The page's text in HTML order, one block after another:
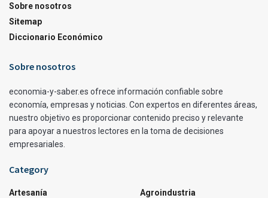
Sobre nosotros
Sitemap
Diccionario Económico
Sobre nosotros
economia-y-saber.es ofrece información confiable sobre
economía, empresas y noticias. Con expertos en diferentes áreas,
nuestro objetivo es proporcionar contenido preciso y relevante
para apoyar a nuestros lectores en la toma de decisiones
empresariales.
Category
Artesanía
Agroindustria